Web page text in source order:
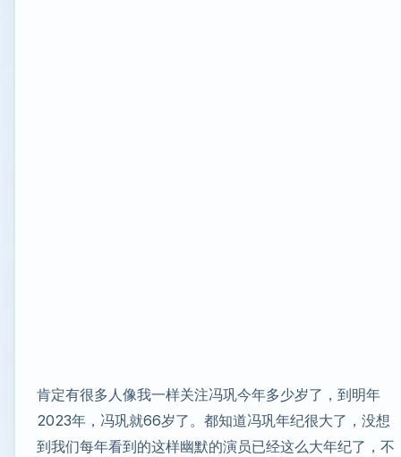
肯定有很多人像我一样关注冯巩今年多少岁了，到明年
2023年，冯巩就66岁了。都知道冯巩年纪很大了，没想
到我们每年看到的这样幽默的演员已经这么大年纪了，不